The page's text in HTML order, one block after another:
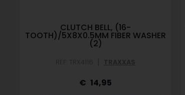
CLUTCH BELL, (16-
TOOTH)/5X8X0.5MM FIBER WASHER
(2)
REF: TRX4116 | TRAXXAS
14,95